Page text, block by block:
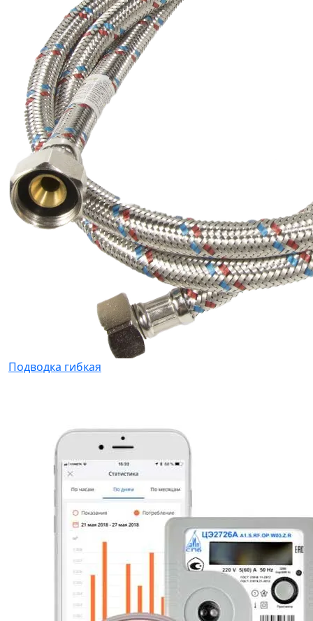
Подводка гибкая